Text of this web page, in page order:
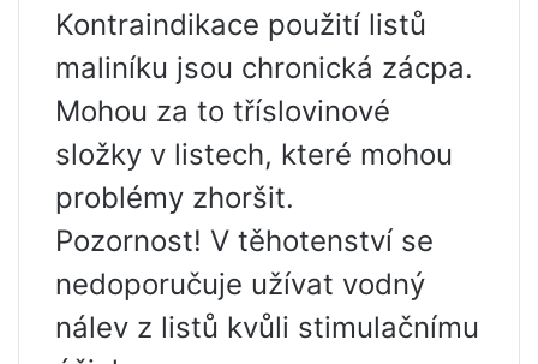
Kontraindikace použití listů
maliníku jsou chronická zácpa.
Mohou za to tříslovinové
složky v listech, které mohou
problémy zhoršit.
Pozornost! V těhotenství se
nedoporučuje užívat vodný
nálev z listů kvůli stimulačnímu